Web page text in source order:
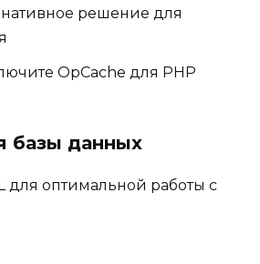
решение для
OpCache для PHP
базы данных
для оптимальной работы с